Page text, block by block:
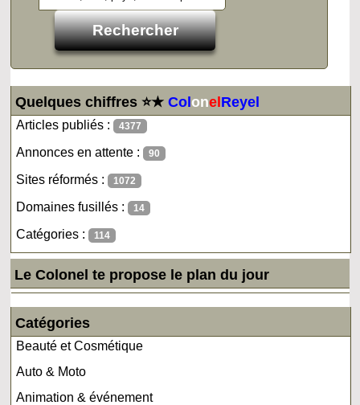
Quelques chiffres ⭐★ColonelReyel
Articles publiés : 4377
Annonces en attente : 90
Sites réformés : 1072
Domaines fusillés : 14
Catégories : 114
Le Colonel te propose le plan du jour
Catégories
Beauté et Cosmétique
Auto & Moto
Animation & événement